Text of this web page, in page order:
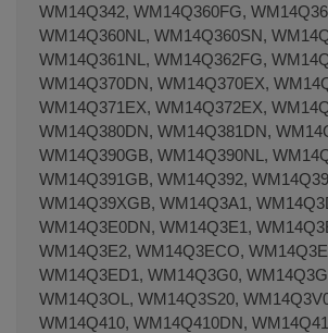
WM14Q342, WM14Q360FG,
WM14Q360NL, WM14Q360SN,
WM14Q361NL, WM14Q362FG,
WM14Q370DN, WM14Q370EX,
WM14Q371EX, WM14Q372EX,
WM14Q380DN, WM14Q381DN,
WM14Q390GB, WM14Q390NL,
WM14Q391GB, WM14Q392,
WM14Q39XGB, WM14Q3A1,
WM14Q3E0DN, WM14Q3E1,
WM14Q3E2, WM14Q3ECO,
WM14Q3ED1, WM14Q3G0,
WM14Q3OL, WM14Q3S20,
WM14Q410, WM14Q410DN,